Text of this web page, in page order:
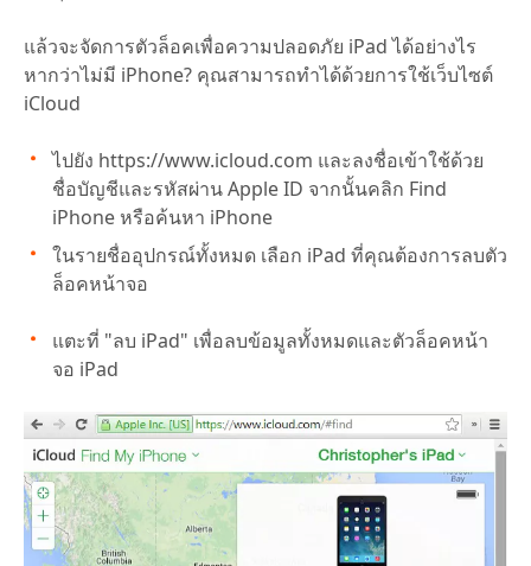
แล้วจะจัดการตัวล็อคเพื่อความปลอดภัย iPad ได้อย่างไร
หากว่าไม่มี iPhone? คุณสามารถทำได้ด้วยการใช้เว็บไซต์
iCloud
ไปยัง https://www.icloud.com และลงชื่อเข้าใช้ด้วย
ชื่อบัญชีและรหัสผ่าน Apple ID จากนั้นคลิก Find
iPhone หรือค้นหา iPhone
ในรายชื่ออุปกรณ์ทั้งหมด เลือก iPad ที่คุณต้องการลบตัว
ล็อคหน้าจอ
แตะที่ "ลบ iPad" เพื่อลบข้อมูลทั้งหมดและตัวล็อคหน้า
จอ iPad